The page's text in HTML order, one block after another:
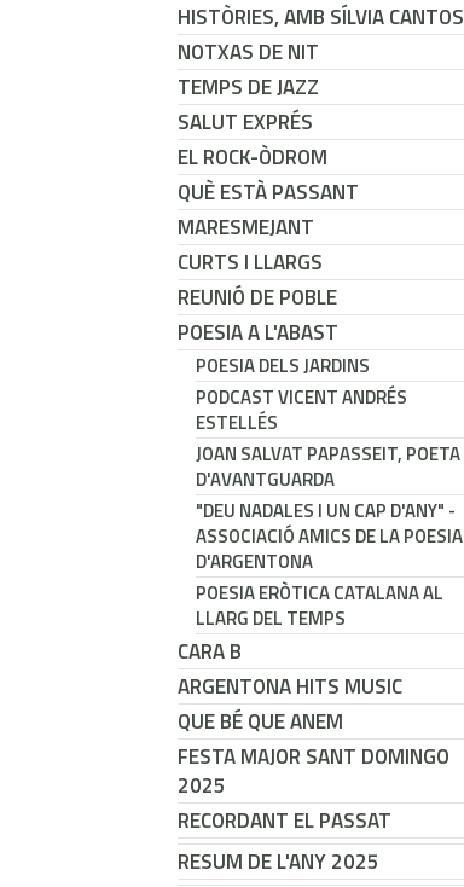
HISTÒRIES, AMB SÍLVIA CANTOS
NOTXAS DE NIT
TEMPS DE JAZZ
SALUT EXPRÉS
EL ROCK-ÒDROM
QUÈ ESTÀ PASSANT
MARESMEJANT
CURTS I LLARGS
REUNIÓ DE POBLE
POESIA A L'ABAST
POESIA DELS JARDINS
PODCAST VICENT ANDRÉS
ESTELLÉS
JOAN SALVAT PAPASSEIT, POETA
D'AVANTGUARDA
"DEU NADALES I UN CAP D'ANY" -
ASSOCIACIÓ AMICS DE LA POESIA
D'ARGENTONA
POESIA ERÒTICA CATALANA AL
LLARG DEL TEMPS
CARA B
ARGENTONA HITS MUSIC
QUE BÉ QUE ANEM
FESTA MAJOR SANT DOMINGO
2025
RECORDANT EL PASSAT
RESUM DE L'ANY 2025